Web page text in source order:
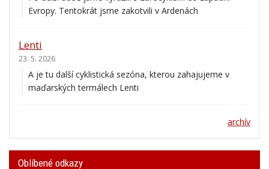
Evropy. Tentokrát jsme zakotvili v Ardenách
Lenti
23. 5. 2026
A je tu další cyklistická sezóna, kterou zahajujeme v
maďarských termálech Lenti
archív
Oblíbené odkazy